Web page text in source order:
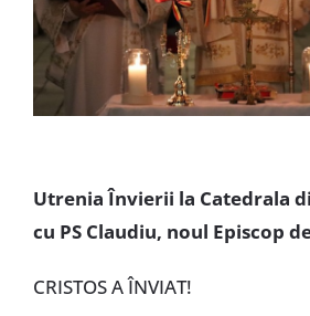
Utrenia Învierii la Catedrala
cu PS Claudiu, noul Episcop
CRISTOS A ÎNVIAT!